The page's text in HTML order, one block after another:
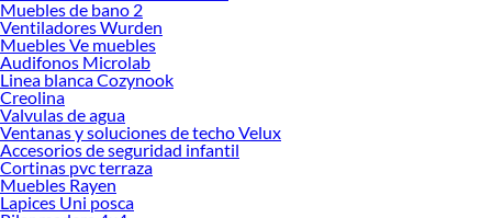
Muebles de bano 2
Ventiladores Wurden
Muebles Ve muebles
Audifonos Microlab
Linea blanca Cozynook
Creolina
Valvulas de agua
Ventanas y soluciones de techo Velux
Accesorios de seguridad infantil
Cortinas pvc terraza
Muebles Rayen
Lapices Uni posca